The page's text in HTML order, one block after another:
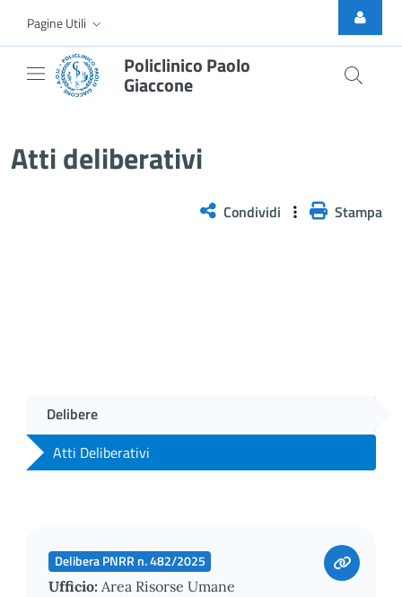
Skip to Main Content
Pagine Utili
Policlinico Paolo
Giaccone
Atti deliberativi
Condividi Stampa
Delibere
Atti Deliberativi
Delibera PNRR n. 482/2025
Ufficio: Area Risorse Umane